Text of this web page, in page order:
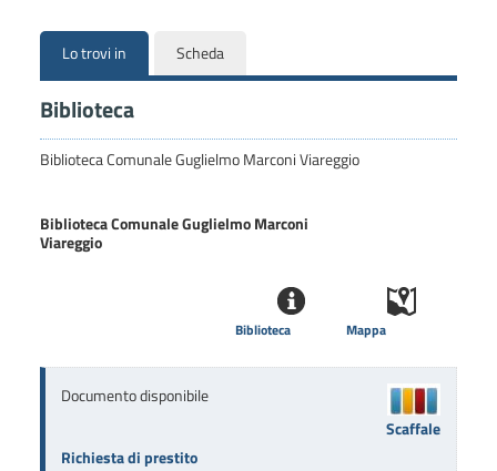
Lo trovi in Scheda
Biblioteca
Biblioteca Comunale Guglielmo Marconi Viareggio
Biblioteca Comunale Guglielmo Marconi
Viareggio
Mappa
Biblioteca
Documento disponibile
Richiesta di prestito
Scaffale